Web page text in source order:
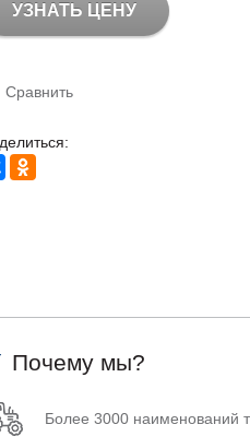
УЗНАТЬ ЦЕНУ
Сравнить
Почему мы?
Более 3000 наименований